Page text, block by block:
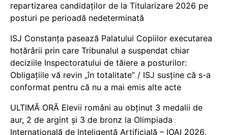
repartizarea candidaților de la Titularizare 2026 pe
posturi pe perioadă nedeterminată
ISJ Constanța pasează Palatului Copiilor executarea
hotărârii prin care Tribunalul a suspendat chiar
deciziile Inspectoratului de tăiere a posturilor:
Obligațiile vă revin „în totalitate” / ISJ susține că s-a
conformat pentru că nu a mai emis alte acte
ULTIMĂ ORĂ Elevii români au obținut 3 medalii de
aur, 2 de argint și 3 de bronz la Olimpiada
Internațională de Inteligență Artificială – IOAI 2026,